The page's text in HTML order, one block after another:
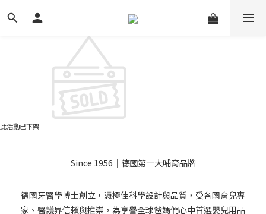
此活動已下架
Since 1956｜德國第一大哺育品牌
德國牙醫學博士創立，憑極佳科學設計與品質，受各國育兒專
家、醫護界信賴與推崇，為享譽全球爸媽們心中首選嬰兒用品